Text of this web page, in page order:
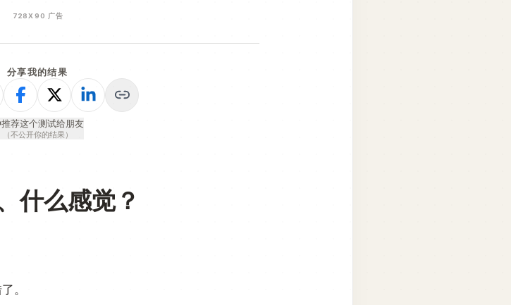
728X 90 广告
分享我的结果
推荐这个测试给朋友
（不公开你的结果）
什么感觉？
。